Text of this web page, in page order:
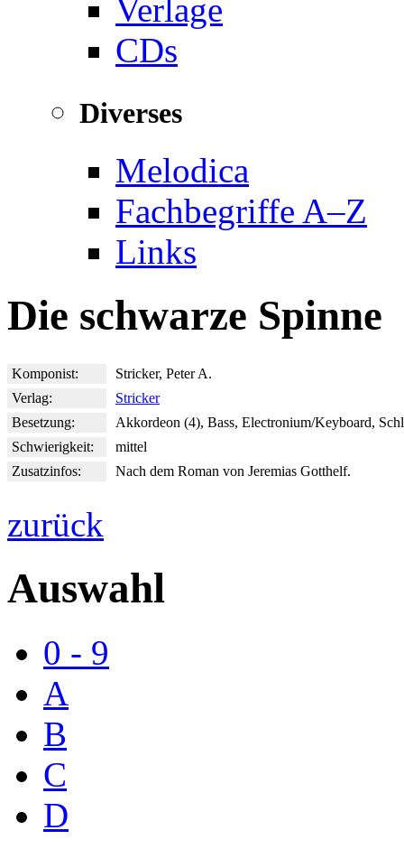
Verlage
CDs
Diverses
Melodica
Fachbegriffe A–Z
Links
Die schwarze Spinne
Komponist:
Stricker, Peter A.
Verlag:
Stricker
Besetzung:
Akkordeon (4), Bass, Electronium/Keyboard,
Schwierigkeit:
mittel
Zusatzinfos:
Nach dem Roman von Jeremias Gotthelf.
zurück
Auswahl
0 - 9
A
B
C
D